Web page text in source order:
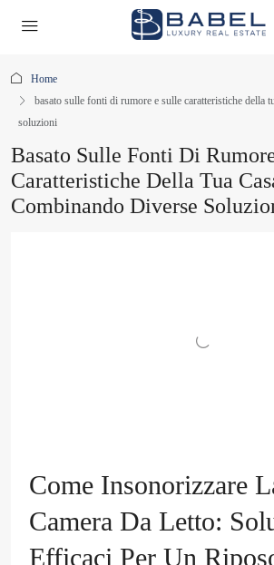
Home
basato sulle fonti di rumore e sulle caratteristiche della
soluzioni
Basato Sulle Fonti Di
Caratteristiche Della Tua
Combinando Diverse
Come Insonorizzare
Camera Da Letto:
Efficaci Per Un